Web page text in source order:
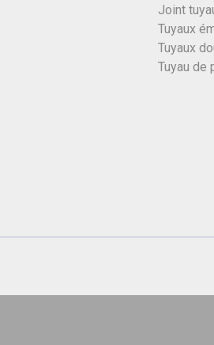
Joint
Tuyaux
Tuyaux
Tuyau de